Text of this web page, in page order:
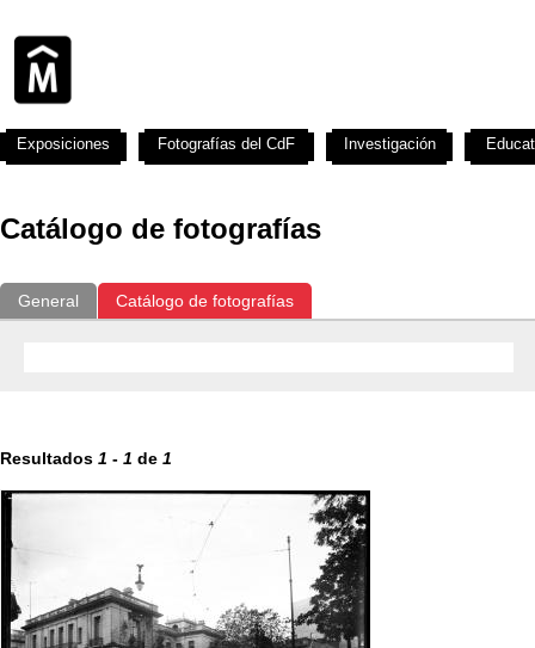
Catálogo de fotografías
General Catálogo de fotografías
Resultados 1 - 1 de 1
Exposiciones Fotografías del CdF Investigación